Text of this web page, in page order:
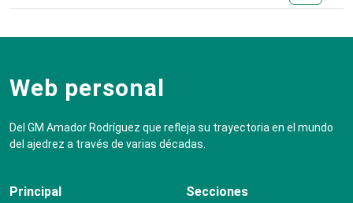
Web personal
Del GM Amador Rodríguez que refleja su trayectoria en el mundo
del ajedrez a través de varias décadas.
Principal Secciones